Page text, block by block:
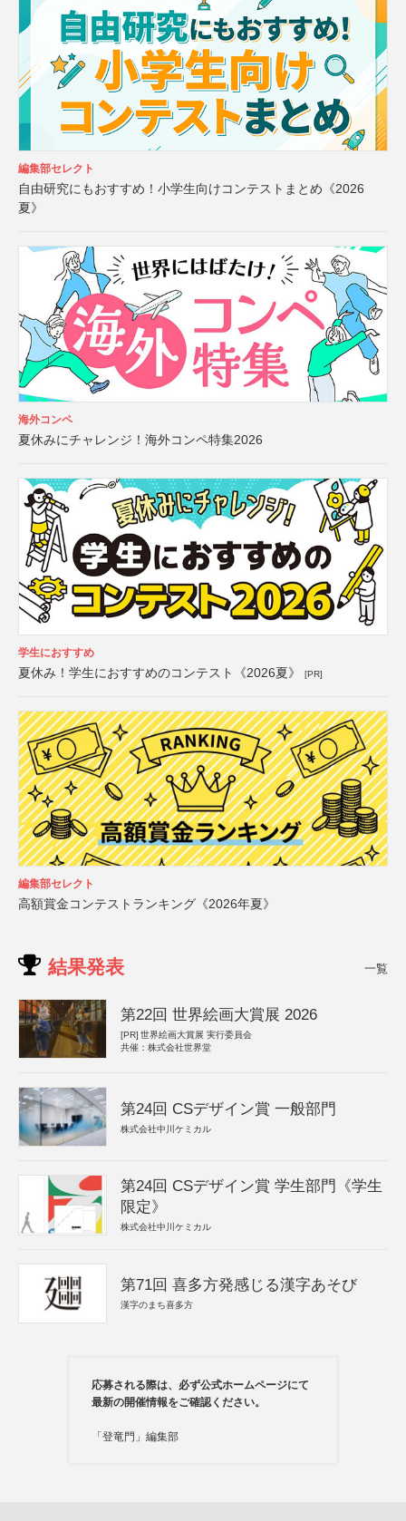
編集部セレクト
自由研究にもおすすめ！小学生向けコンテストまとめ《2026
夏》
海外コンペ
夏休みにチャレンジ！海外コンペ特集2026
学生におすすめ
夏休み！学生におすすめのコンテスト《2026夏》 [PR]
編集部セレクト
高額賞金コンテストランキング《2026年夏》
結果発表 一覧
第22回 世界絵画大賞展 2026
[PR] 世界絵画大賞展 実行委員会
共催：株式会社世界堂
第24回 CSデザイン賞 一般部門
株式会社中川ケミカル
第24回 CSデザイン賞 学生部門《学生
限定》
株式会社中川ケミカル
第71回 喜多方発感じる漢字あそび
漢字のまち喜多方
応募される際は、必ず公式ホームページにて
最新の開催情報をご確認ください。
「登竜門」編集部